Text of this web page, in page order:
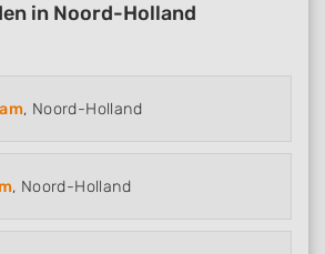
in Noord-Holland
, Noord-Holland
, Noord-Holland